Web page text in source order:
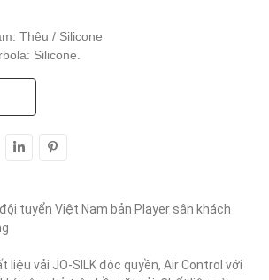
Thêu / Silicone
Silicone.
tuyển Việt Nam bản Player sân khách
vải JO-SILK độc quyền, Air Control với